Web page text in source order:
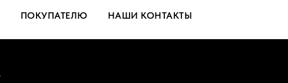
ПОКУПАТЕЛЮ НАШИ КОНТАКТЫ